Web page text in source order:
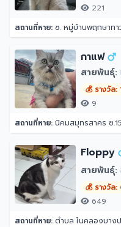
221
สถานที่หาย: ซ. หมู่บ้านพฤกษาทาวน์ เพชร
กาแฟ
สายพันธุ์:
💰 รางวัล
9
สถานที่หาย: นิคมสมุทรสาคร ซ.15 ตำบ
Floppy
สายพันธุ์:
💰 รางวัล
649
สถานที่หาย: ตำบล ในคลองบางปล